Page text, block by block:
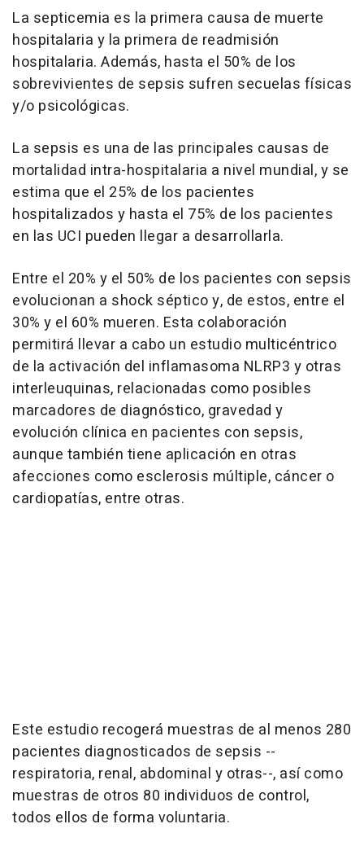
La septicemia es la primera causa de muerte
hospitalaria y la primera de readmisión
hospitalaria. Además, hasta el 50% de los
sobrevivientes de sepsis sufren secuelas físicas
y/o psicológicas.
La sepsis es una de las principales causas de
mortalidad intra-hospitalaria a nivel mundial, y se
estima que el 25% de los pacientes
hospitalizados y hasta el 75% de los pacientes
en las UCI pueden llegar a desarrollarla.
Entre el 20% y el 50% de los pacientes con sepsis
evolucionan a shock séptico y, de estos, entre el
30% y el 60% mueren. Esta colaboración
permitirá llevar a cabo un estudio multicéntrico
de la activación del inflamasoma NLRP3 y otras
interleuquinas, relacionadas como posibles
marcadores de diagnóstico, gravedad y
evolución clínica en pacientes con sepsis,
aunque también tiene aplicación en otras
afecciones como esclerosis múltiple, cáncer o
cardiopatías, entre otras.
Este estudio recogerá muestras de al menos 280
pacientes diagnosticados de sepsis --
respiratoria, renal, abdominal y otras--, así como
muestras de otros 80 individuos de control,
todos ellos de forma voluntaria.